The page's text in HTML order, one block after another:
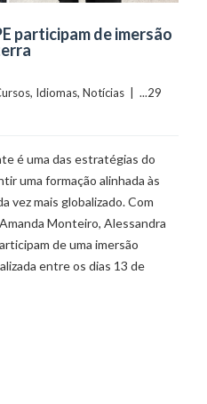
participam de imersão
, Idiomas, Notícias
  |  ...29
é uma das estratégias do
uma formação alinhada às
vez mais globalizado. Com
Monteiro, Alessandra
de uma imersão
entre os dias 13 de